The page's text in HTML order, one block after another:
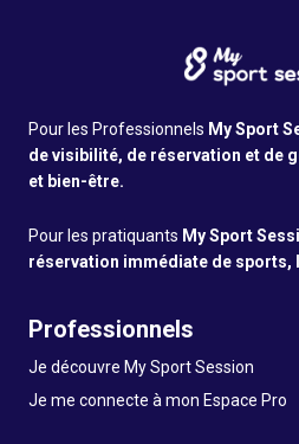
Pour les Professionnels My Sport
de visibilité, de réservation et de
et bien-être.
Pour les pratiquants My Sport
réservation immédiate de sports,
Professionnels
Je découvre My Sport Session
Je me connecte à mon Espace Pro